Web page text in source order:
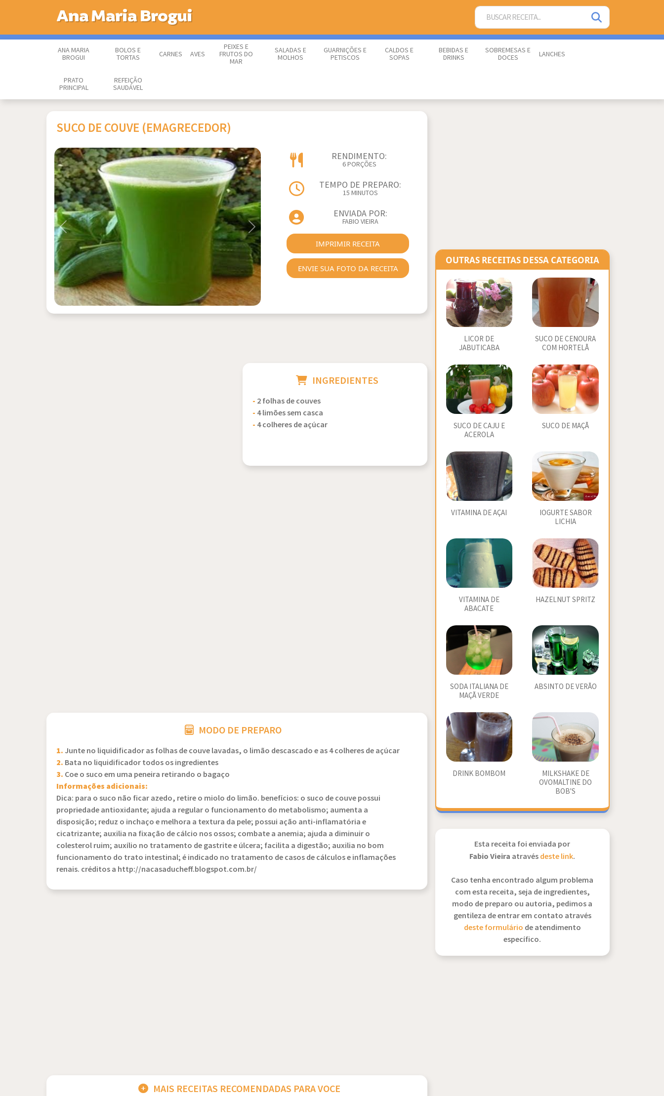
Ana Maria Brogui
ANA MARIA
BROGUI
BOLOS E
TORTAS
CARNES AVES
PEIXES E
FRUTOS DO
MAR
SALADAS E
MOLHOS
GUARNIÇÕES E
PETISCOS
CALDOS E
SOPAS
BEBIDAS E
DRINKS
SOBREMESAS E
DOCES
LANCHES
PRATO
PRINCIPAL
REFEIÇÃO
SAUDÁVEL
SUCO DE COUVE (EMAGRECEDOR)
Previous Next
RENDIMENTO:
6 PORÇÕES
TEMPO DE PREPARO:
15 MINUTOS
ENVIADA POR:
FABIO VIEIRA
IMPRIMIR RECEITA
ENVIE SUA FOTO DA RECEITA
INGREDIENTES
- 2 folhas de couves
- 4 limões sem casca
- 4 colheres de açúcar
MODO DE PREPARO
1. Junte no liquidificador as folhas de couve lavadas, o limão descascado e as 4 colheres de açúcar
2. Bata no liquidificador todos os ingredientes
3. Coe o suco em uma peneira retirando o bagaço
Informações adicionais:
Dica: para o suco não ficar azedo, retire o miolo do limão. benefícios: o suco de couve possui
propriedade antioxidante; ajuda a regular o funcionamento do metabolismo; aumenta a
disposição; reduz o inchaço e melhora a textura da pele; possui ação anti-inflamatória e
cicatrizante; auxilia na fixação de cálcio nos ossos; combate a anemia; ajuda a diminuir o
colesterol ruim; auxílio no tratamento de gastrite e úlcera; facilita a digestão; auxilia no bom
funcionamento do trato intestinal; é indicado no tratamento de casos de cálculos e inflamações
renais. créditos a http://nacasaducheff.blogspot.com.br/
MAIS RECEITAS RECOMENDADAS PARA VOCE
OUTRAS RECEITAS DESSA CATEGORIA
LICOR DE
JABUTICABA
SUCO DE CENOURA
COM HORTELÃ
SUCO DE CAJU E
ACEROLA
SUCO DE MAÇÃ
VITAMINA DE AÇAI
IOGURTE SABOR
LICHIA
VITAMINA DE
ABACATE
HAZELNUT SPRITZ
SODA ITALIANA DE
MAÇÃ VERDE
ABSINTO DE VERÃO
DRINK BOMBOM
MILKSHAKE DE
OVOMALTINE DO
BOB'S
Esta receita foi enviada por
Fabio Vieira atravésdeste link.
Caso tenha encontrado algum problema
com esta receita, seja de ingredientes,
modo de preparo ou autoria, pedimos a
gentileza de entrar em contato através
deste formulário de atendimento
específico.